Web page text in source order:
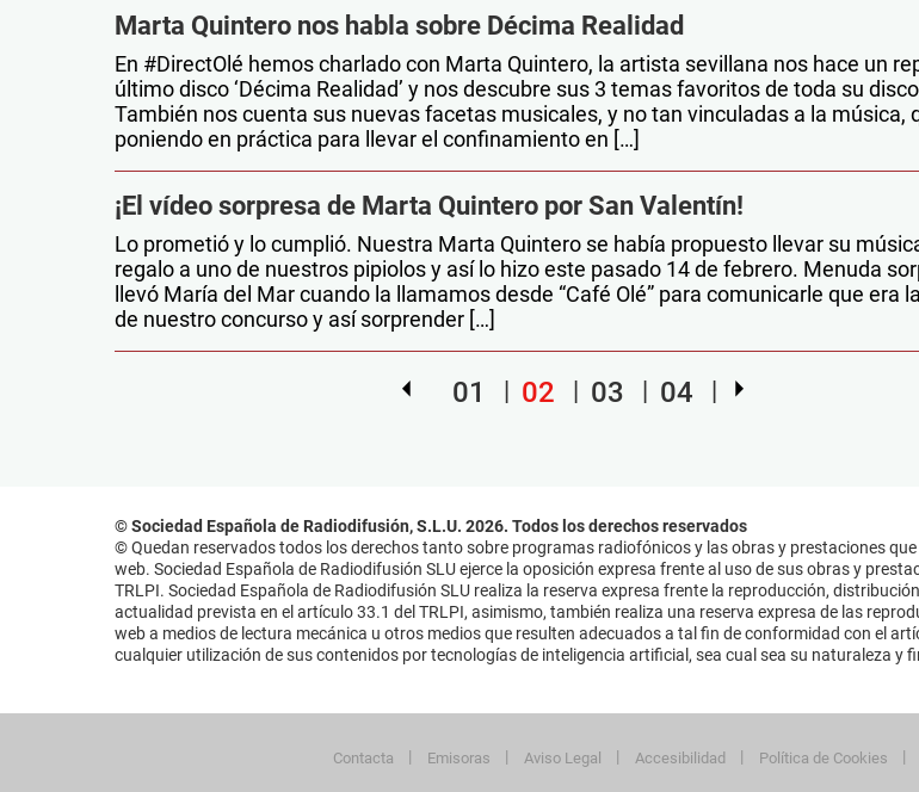
Marta Quintero nos habla sobre Décima Realidad
En #DirectOlé hemos charlado con Marta Quintero, la artista sevillana nos hace un
último disco ‘Décima Realidad’ y nos descubre sus 3 temas favoritos de toda su
También nos cuenta sus nuevas facetas musicales, y no tan vinculadas a la música,
poniendo en práctica para llevar el confinamiento en […]
¡El vídeo sorpresa de Marta Quintero por San Valentín!
Lo prometió y lo cumplió. Nuestra Marta Quintero se había propuesto llevar su
regalo a uno de nuestros pipiolos y así lo hizo este pasado 14 de febrero. Menuda
llevó María del Mar cuando la llamamos desde “Café Olé” para comunicarle que era
de nuestro concurso y así sorprender […]
01 02 03 04
© Sociedad Española de Radiodifusión, S.L.U. 2026. Todos los derechos reservados
© Quedan reservados todos los derechos tanto sobre programas radiofónicos y las obras y prestaciones
web. Sociedad Española de Radiodifusión SLU ejerce la oposición expresa frente al uso de sus obras y
TRLPI. Sociedad Española de Radiodifusión SLU realiza la reserva expresa frente la reproducción,
actualidad prevista en el artículo 33.1 del TRLPI, asimismo, también realiza una reserva expresa de las
web a medios de lectura mecánica u otros medios que resulten adecuados a tal fin de conformidad con el
cualquier utilización de sus contenidos por tecnologías de inteligencia artificial, sea cual sea su naturaleza y
Contacta Emisoras Aviso Legal Accesibilidad Política de Cookies